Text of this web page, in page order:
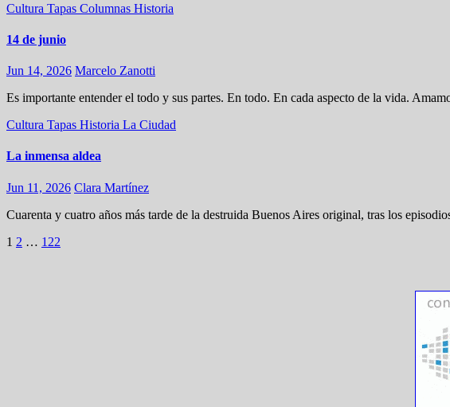
Cultura Tapas Columnas Historia
14 de junio
Jun 14, 2026 Marcelo Zanotti
Es importante entender el todo y sus partes. En todo. En cada aspecto de la vida.
Cultura Tapas Historia La Ciudad
La inmensa aldea
Jun 11, 2026 Clara Martínez
Cuarenta y cuatro años más tarde de la destruida Buenos Aires original, tras los
Navegación
1 2 … 122